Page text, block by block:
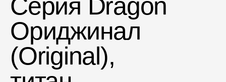
Фасадная плитка
Комплектующие для фасадов
Пленки и мембраны
Серия Dragon
Ориджинал
(Original),